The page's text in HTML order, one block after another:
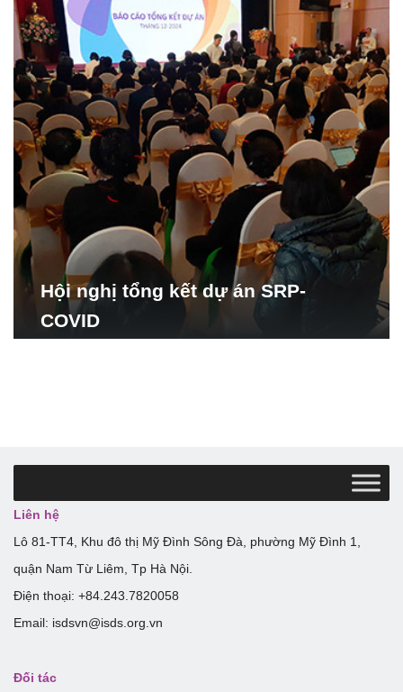
Hội nghị tổng kết dự án SRP-
COVID
Liên hệ
Lô 81-TT4, Khu đô thị Mỹ Đình Sông Đà, phường Mỹ Đình 1,
quận Nam Từ Liêm, Tp Hà Nội.
Điện thoại: +84.243.7820058
Email: isdsvn@isds.org.vn
Đối tác